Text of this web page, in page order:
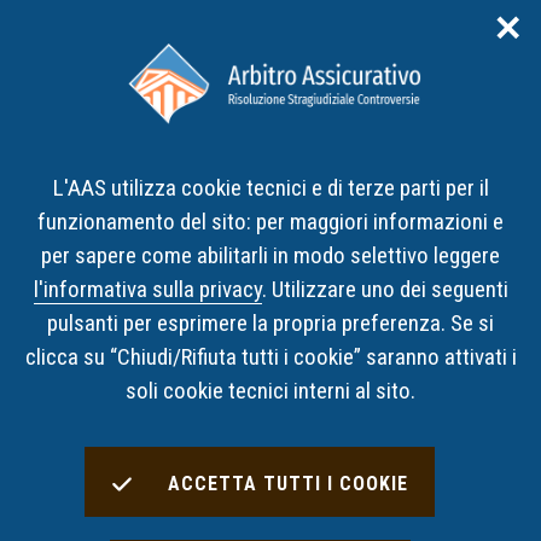
✕
L'AAS utilizza cookie tecnici e di terze parti per il
funzionamento del sito: per maggiori informazioni e
per sapere come abilitarli in modo selettivo leggere
l'informativa sulla privacy. Utilizzare uno dei seguenti
pulsanti per esprimere la propria preferenza. Se si
clicca su “Chiudi/Rifiuta tutti i cookie” saranno attivati i
soli cookie tecnici interni al sito.
ACCETTA TUTTI I COOKIE
Home
Notizie
Veronica Fucile - intervento sull'Arbitro Assicurativo al
Protection Lab di EMFgroup
NOTIZIE 22 MAGGIO 2026
Veronica Fucile - intervento
sull'Arbitro Assicurativo al
Protection Lab di EMFgroup